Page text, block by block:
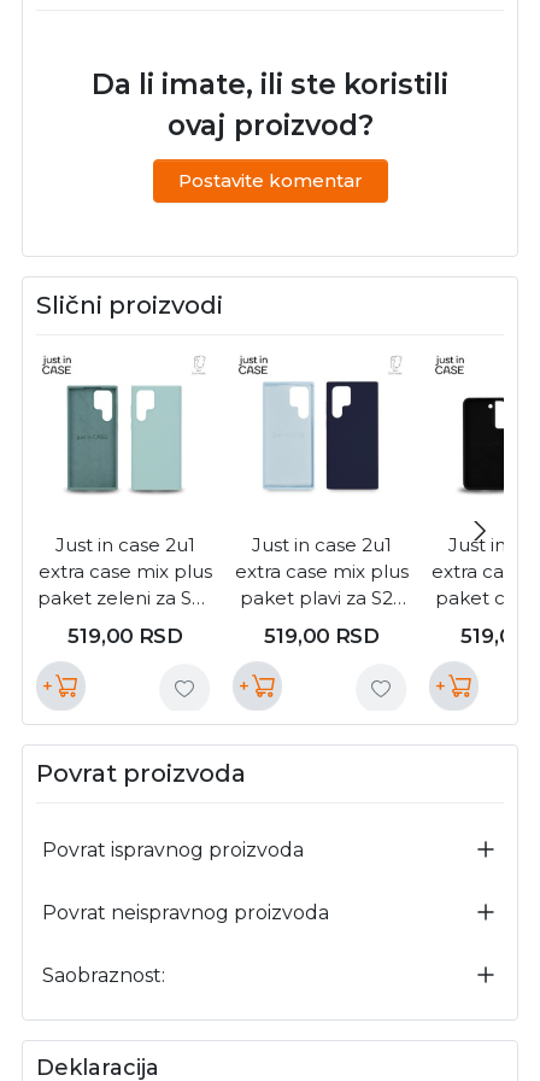
Da li imate, ili ste koristili
ovaj proizvod?
Postavite komentar
Slični proizvodi
Just in case 2u1
extra case mix plus
paket zeleni za S22
ultra (
MIXPL207GN )
519,00 RSD
+
Just in case 2u1
extra case mix plus
paket plavi za S22
ultra ( MIXPL207BL
519,00 RSD
+
Just in
extra case
paket crni
519,00
+
Povrat proizvoda
Povrat ispravnog proizvoda
Povrat neispravnog proizvoda
Saobraznost:
Deklaracija